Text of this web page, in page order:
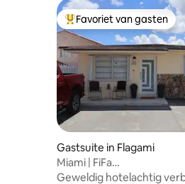
Topfavoriet van gasten
Favoriet van gasten
Gastsuite in Flagami
Miami | FiFa
Geweldig hotelachtig